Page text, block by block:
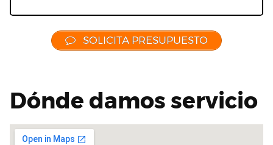
SOLICITA PRESUPUESTO
Dónde damos servicio